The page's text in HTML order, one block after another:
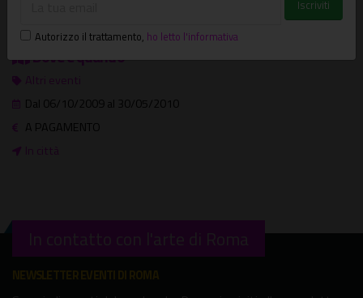
Dove e quando
Altri eventi
Dal 06/10/2009 al 30/05/2010
A PAGAMENTO
In città
In contatto con l'arte di Roma
Autorizzo il trattamento, ho letto l'informativa